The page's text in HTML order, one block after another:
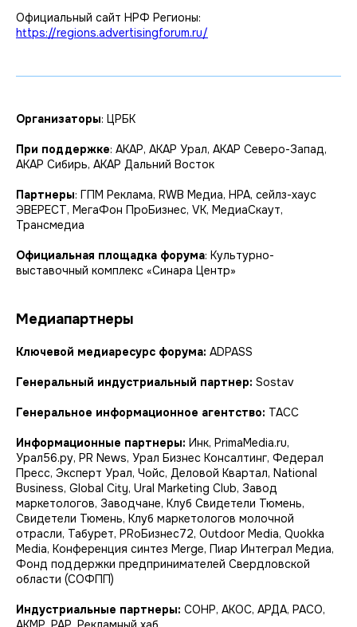
Официальный сайт НРФ Регионы:
https://regions.advertisingforum.ru/
Организаторы: ЦРБК
При поддержке: АКАР, АКАР Урал, АКАР Северо-Запад,
АКАР Сибирь, АКАР Дальний Восток
Партнеры: ГПМ Реклама, RWB Медиа, НРА, сейлз-хаус
ЭВЕРЕСТ, МегаФон ПроБизнес, VK, МедиаСкаут,
Трансмедиа
Официальная площадка форума: Культурно-
выставочный комплекс «Синара Центр»
Медиапартнеры
Ключевой медиаресурс форума: ADPASS
Генеральный индустриальный партнер: Sostav
Генеральное информационное агентство: ТАСС
Информационные партнеры: Инк, PrimaMedia.ru,
Урал56.ру, PR News, Урал Бизнес Консалтинг, Федерал
Пресс, Эксперт Урал, Чойс, Деловой Квартал, National
Business, Global City, Ural Marketing Club, Завод
маркетологов, Заводчане, Клуб Свидетели Тюмень,
Свидетели Тюмень, Клуб маркетологов молочной
отрасли, Табурет, PRоБизнес72, Outdoor Media, Quokka
Media, Конференция синтез Merge, Пиар Интеграл Медиа,
Фонд поддержки предпринимателей Свердловской
области (СОФПП)
Индустриальные партнеры: СОНР, АКОС, АРДА, РАСО,